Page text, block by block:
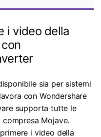
i video della
sia per sistemi
con Wondershare
supporta tutte le
Mojave.
i video della